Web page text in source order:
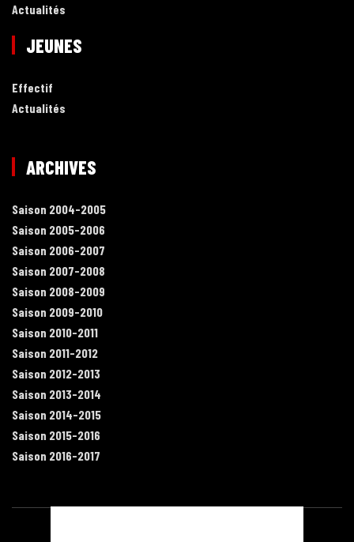
Actualités
JEUNES
Effectif
Actualités
ARCHIVES
Saison 2004-2005
Saison 2005-2006
Saison 2006-2007
Saison 2007-2008
Saison 2008-2009
Saison 2009-2010
Saison 2010-2011
Saison 2011-2012
Saison 2012-2013
Saison 2013-2014
Saison 2014-2015
Saison 2015-2016
Saison 2016-2017